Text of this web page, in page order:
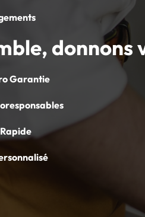
donnons
Garantie